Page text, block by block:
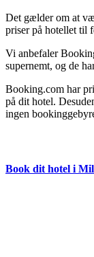
Det gælder om at
priser på hotellet til
Vi anbefaler
supernemt, og de
Booking.com har
på dit hotel.
ingen
Book dit hotel i